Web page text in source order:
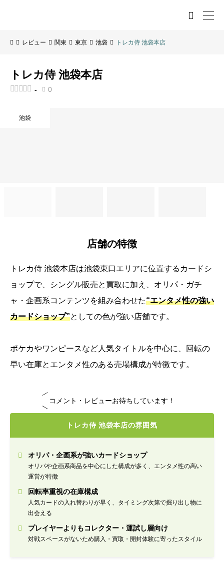

レビュー 関東 東京 池袋 トレカ侍 池袋本店
トレカ侍 池袋本店
   -  0
池袋
店舗の特徴
トレカ侍 池袋本店は池袋東口エリアに位置するカードシ
ョップで、シングル販売と買取に加え、オリパ・ガチ
ャ・企画系コンテンツを組み合わせた“エンタメ性の強い
カードショップ”としての色が強い店舗です。
ポケカやワンピースなど人気タイトルを中心に、回転の
早い在庫とエンタメ性のある売場構成が特徴です。
コメント・レビューお待ちしています！
トレカ侍 池袋本店の雰囲気
オリパ・企画系が強いカードショップ
オリパや企画系商品を中心にした構成が多く、エンタメ性の高い
運営が特徴
回転率重視の在庫構成
人気カードの入れ替わりが早く、タイミング次第で掘り出し物に
出会える
プレイヤーよりもコレクター・運試し層向け
対戦スペースがないため購入・買取・開封体験に寄ったスタイル